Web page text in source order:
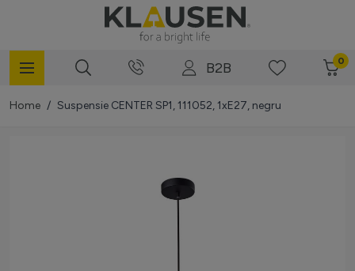
B2B 0
Home / Suspensie CENTER SP1, 111052, 1xE27, negru